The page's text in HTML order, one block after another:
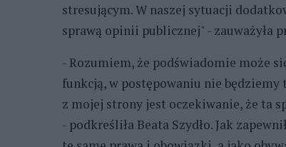
stresującym. W naszej sytuacji
sprawą opinii publicznej" - zauważyła
- Rozumiem, że podświadomie może
funkcją, w postępowaniu nie będziemy
z mojej strony jest oczekiwanie, że ta
- podkreśliła Beata Szydło. Jak